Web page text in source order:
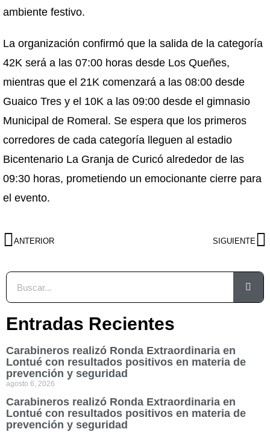
ambiente festivo.
La organización confirmó que la salida de la categoría
42K será a las 07:00 horas desde Los Queñes,
mientras que el 21K comenzará a las 08:00 desde
Guaico Tres y el 10K a las 09:00 desde el gimnasio
Municipal de Romeral. Se espera que los primeros
corredores de cada categoría lleguen al estadio
Bicentenario La Granja de Curicó alrededor de las
09:30 horas, prometiendo un emocionante cierre para
el evento.
ANTERIOR SIGUIENTE
Entradas Recientes
Carabineros realizó Ronda Extraordinaria en
Lontué con resultados positivos en materia de
prevención y seguridad
agosto 6, 2026
Carabineros realizó Ronda Extraordinaria en
Lontué con resultados positivos en materia de
prevención y seguridad